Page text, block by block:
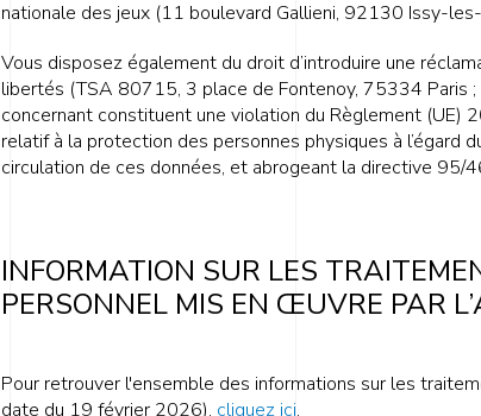
nationale des jeux (11 boulevard Gallieni, 92130 Issy-
Vous disposez également du droit d’introduire une
libertés (TSA 80715, 3 place de Fontenoy, 75334 Paris
concernant constituent une violation du Règlement
relatif à la protection des personnes physiques à
circulation de ces données, et abrogeant la directive 95/
INFORMATION SUR LES
PERSONNEL MIS EN ŒUVRE PAR
Pour retrouver l'ensemble des informations sur les
date du 19 février 2026), cliquez ici.